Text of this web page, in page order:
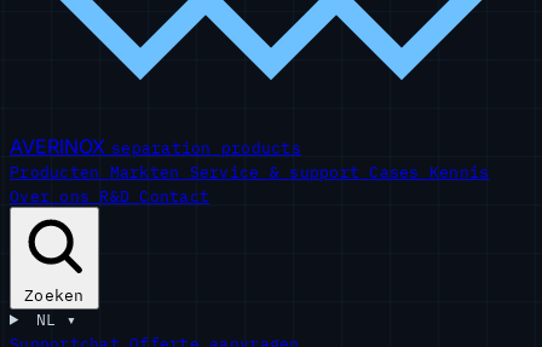
AVERINOX separation products
Producten Markten Service & support Cases Kennis
Over ons R&D Contact
Zoeken
NL ▾